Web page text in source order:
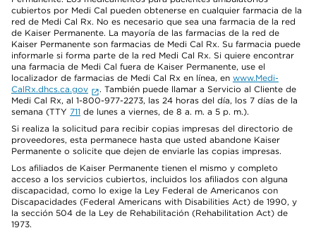
cubiertos por Medi Cal pueden obtenerse en cualquier farmacia de la
red de Medi Cal Rx. No es necesario que sea una farmacia de la red
de Kaiser Permanente. La mayoría de las farmacias de la red de
Kaiser Permanente son farmacias de Medi Cal Rx. Su farmacia puede
informarle si forma parte de la red Medi Cal Rx. Si quiere encontrar
una farmacia de Medi Cal fuera de Kaiser Permanente, use el
localizador de farmacias de Medi Cal Rx en línea, en www.Medi-
CalRx.dhcs.ca.gov
. También puede llamar a Servicio al Cliente de
Medi Cal Rx, al 1-800-977-2273, las 24 horas del día, los 7 días de la
semana (TTY 711 de lunes a viernes, de 8 a. m. a 5 p. m.).
Si realiza la solicitud para recibir copias impresas del directorio de
proveedores, esta permanece hasta que usted abandone Kaiser
Permanente o solicite que dejen de enviarle las copias impresas.
Los afiliados de Kaiser Permanente tienen el mismo y completo
acceso a los servicios cubiertos, incluidos los afiliados con alguna
discapacidad, como lo exige la Ley Federal de Americanos con
Discapacidades (Federal Americans with Disabilities Act) de 1990, y
la sección 504 de la Ley de Rehabilitación (Rehabilitation Act) de
1973.